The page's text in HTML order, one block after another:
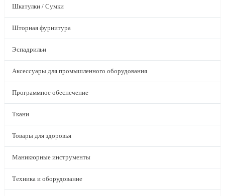
Шкатулки / Сумки
Шторная фурнитура
Эспадрильи
Аксессуары для промышленного оборудования
Программное обеспечение
Ткани
Товары для здоровья
Маникюрные инструменты
Техника и оборудование